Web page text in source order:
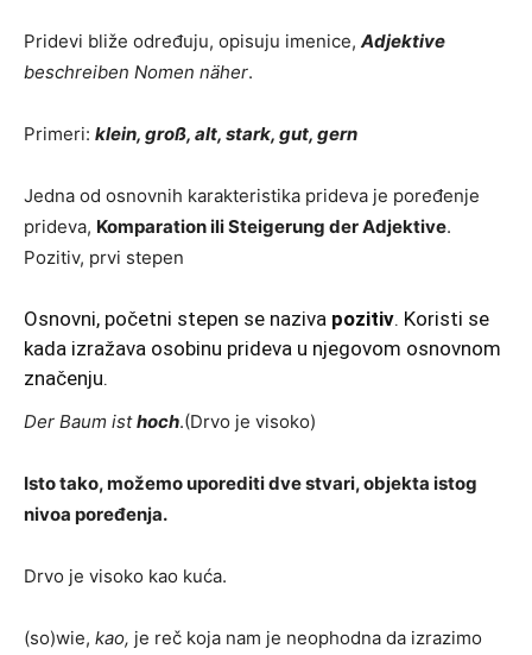
Pridevi bliže određuju, opisuju imenice, Adjektive
beschreiben Nomen näher.
Primeri: klein, groß, alt, stark, gut, gern
Jedna od osnovnih karakteristika prideva je poređenje
prideva, Komparation ili Steigerung der Adjektive.
Pozitiv, prvi stepen
Osnovni, početni stepen se naziva pozitiv. Koristi se
kada izražava osobinu prideva u njegovom osnovnom
značenju.
Der Baum isthoch.(Drvo je visoko)
Isto tako, možemo uporediti dve stvari, objekta istog
nivoa poređenja.
Drvo je visoko kao kuća.
(so)wie, kao, je reč koja nam je neophodna da izrazimo